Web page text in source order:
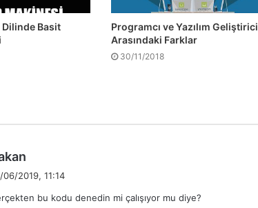
Basit
Programcı ve Yazılım Geliştirici
Arasındaki Farklar
30/11/2018
i
06/2019, 11:14
bu kodu denedin mi çalışıyor mu diye?